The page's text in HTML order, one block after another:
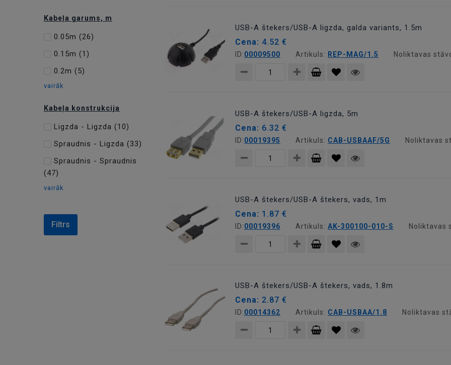
Kabeļa garums, m
0.05m (26)
0.15m (1)
0.2m (5)
vairāk
Kabeļa konstrukcija
Ligzda - Ligzda (10)
Spraudnis - Ligzda (33)
Spraudnis - Spraudnis
(47)
vairāk
Filtrs
USB-A štekers/USB-A ligzda, galda variants, 1.5m
Cena: 4.52 €
ID:00009500 Artikuls: REP-MAG/1.5 Noliktavas
USB-A štekers/USB-A ligzda, 5m
Cena: 6.32 €
ID:00019395 Artikuls: CAB-USBAAF/5G Noliktavas
USB-A štekers/USB-A štekers, vads, 1m
Cena: 1.87 €
ID:00019396 Artikuls: AK-300100-010-S Noliktavas
USB-A štekers/USB-A štekers, vads, 1.8m
Cena: 2.87 €
ID:00014362 Artikuls: CAB-USBAA/1.8 Noliktavas